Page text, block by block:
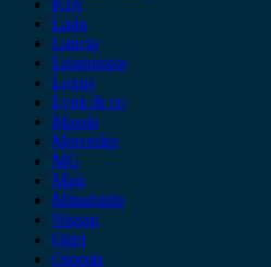
Lada
Lancia
Leapmotor
Lexus
Lynk & co
Mazda
Mercedes
MG
Mini
Mitsubishi
Nissan
Opel
Omoda